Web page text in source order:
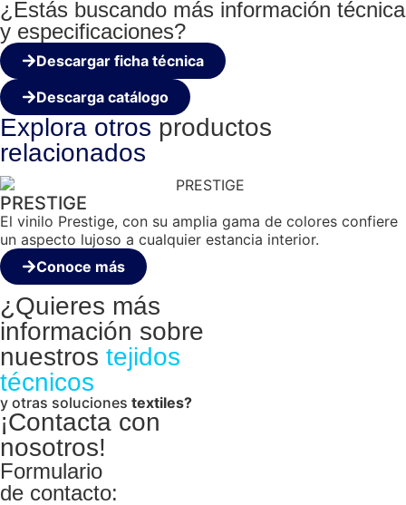
¿Estás buscando más información técnica
y especificaciones?
Descargar ficha técnica
Descarga catálogo
Explora otros productos
relacionados
PRESTIGE
El vinilo Prestige, con su amplia gama de colores confiere
un aspecto lujoso a cualquier estancia interior.
Conoce más
¿Quieres más
información sobre
nuestros tejidos
técnicos
y otras soluciones textiles?
¡Contacta con
nosotros!
Formulario
de contacto: